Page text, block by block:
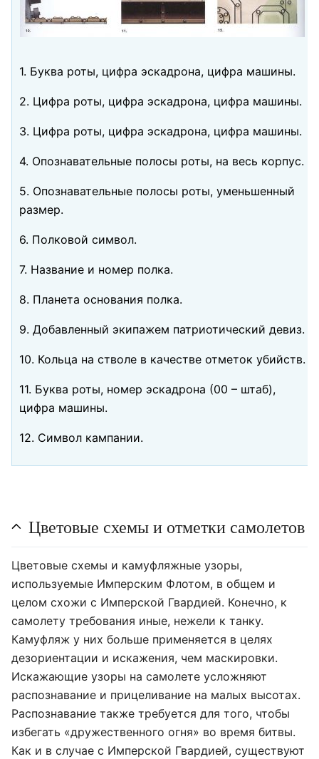
1. Буква роты, цифра эскадрона, цифра машины.
2. Цифра роты, цифра эскадрона, цифра машины.
3. Цифра роты, цифра эскадрона, цифра машины.
4. Опознавательные полосы роты, на весь корпус.
5. Опознавательные полосы роты, уменьшенный
размер.
6. Полковой символ.
7. Название и номер полка.
8. Планета основания полка.
9. Добавленный экипажем патриотический девиз.
10. Кольца на стволе в качестве отметок убийств.
11. Буква роты, номер эскадрона (00 – штаб),
цифра машины.
12. Символ кампании.
Цветовые схемы и отметки самолетов
Цветовые схемы и камуфляжные узоры,
используемые Имперским Флотом, в общем и
целом схожи с Имперской Гвардией. Конечно, к
самолету требования иные, нежели к танку.
Камуфляж у них больше применяется в целях
дезориентации и искажения, чем маскировки.
Искажающие узоры на самолете усложняют
распознавание и прицеливание на малых высотах.
Распознавание также требуется для того, чтобы
избегать «дружественного огня» во время битвы.
Как и в случае с Имперской Гвардией, существуют